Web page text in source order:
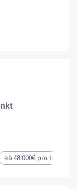
ab 48.000€ pro Jahr